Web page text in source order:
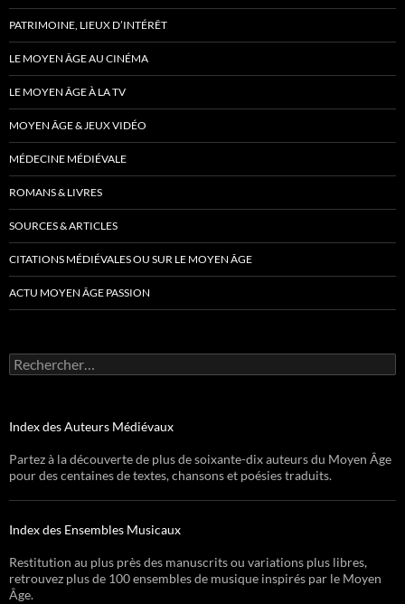
PATRIMOINE, LIEUX D’INTÉRÊT
LE MOYEN ÂGE AU CINÉMA
LE MOYEN ÂGE À LA TV
MOYEN ÂGE & JEUX VIDÉO
MÉDECINE MÉDIÉVALE
ROMANS & LIVRES
SOURCES & ARTICLES
CITATIONS MÉDIÉVALES OU SUR LE MOYEN ÂGE
ACTU MOYEN ÂGE PASSION
Rechercher :
Index des Auteurs Médiévaux
Partez à la découverte de plus de soixante-dix auteurs du Moyen Âge
pour des centaines de textes, chansons et poésies traduits.
Index des Ensembles Musicaux
Restitution au plus près des manuscrits ou variations plus libres,
retrouvez plus de 100 ensembles de musique inspirés par le Moyen
Âge.